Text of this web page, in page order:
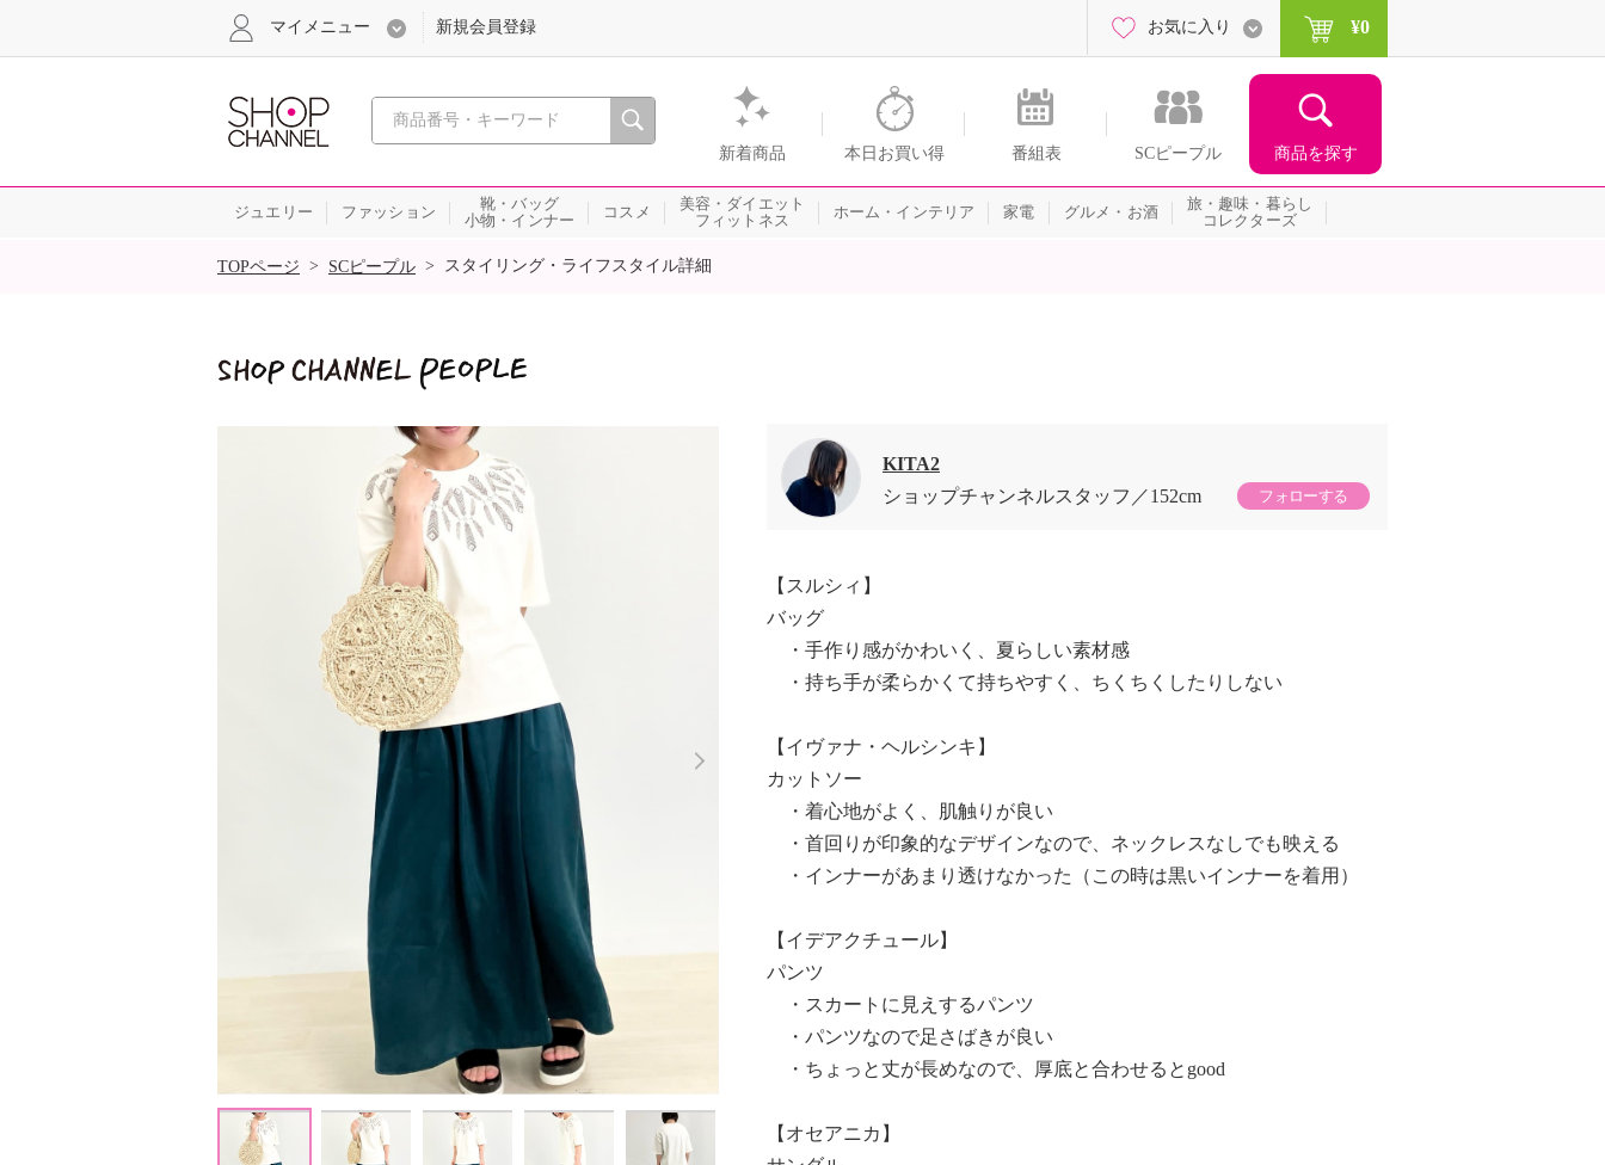
心おどる、瞬間を。通販・テレビショッピングのショップチャンネル
新着商品 本日お買い得 番組表 SCピープル 商品を探す
マイメニュー 新規会員登録 お気に入り ¥0
ジュエリー ファッション
靴・バッグ
小物・インナー
コスメ
美容・ダイエット
フィットネス
ホーム・インテリア 家電 グルメ・お酒
旅・趣味・暮らし
コレクターズ
SALE
TOPページ > SCピープル > スタイリング・ライフスタイル詳細
KITA2
ショップチャンネルスタッフ
152cm フォローする
【スルシィ】
バッグ
・手作り感がかわいく、夏らしい素材感
・持ち手が柔らかくて持ちやすく、ちくちくしたりしない
【イヴァナ・ヘルシンキ】
カットソー
・着心地がよく、肌触りが良い
・首回りが印象的なデザインなので、ネックレスなしでも映える
・インナーがあまり透けなかった（この時は黒いインナーを着用）
【イデアクチュール】
パンツ
・スカートに見えするパンツ
・パンツなので足さばきが良い
・ちょっと丈が長めなので、厚底と合わせるとgood
【オセアニカ】